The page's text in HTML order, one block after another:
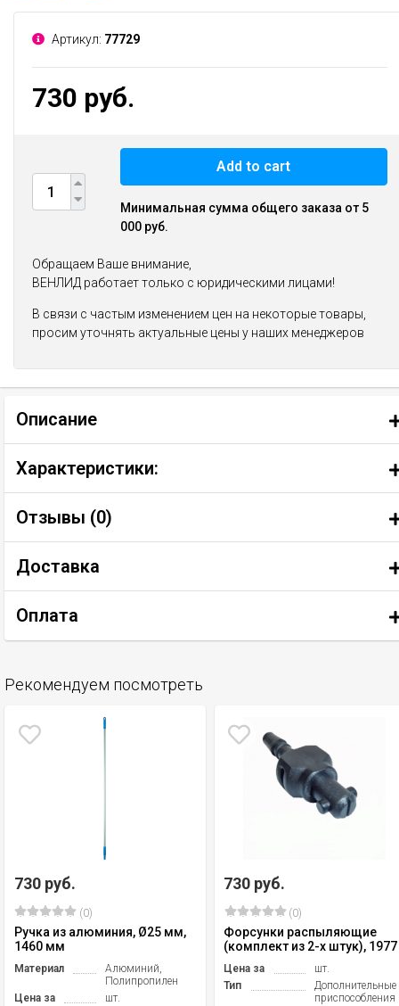
Артикул: 77729
730 руб.
Add to cart
Минимальная сумма общего заказа от 5
000 руб.
Обращаем Ваше внимание,
ВЕНЛИД работает только с юридическими лицами!
В связи с частым изменением цен на некоторые товары,
просим уточнять актуальные цены у наших менеджеров
Описание
Характеристики:
Отзывы (0)
Доставка
Оплата
Рекомендуем посмотреть
730 руб.
(0)
Ручка из алюминия, Ø25 мм,
1460 мм
Материал
Алюминий,
Полипропилен
Цена за
шт.
730 руб.
(0)
Форсунки распыляющие
(комплект из 2-х штук), 1977
Цена за
шт.
Тип
Дополнительные
приспособления